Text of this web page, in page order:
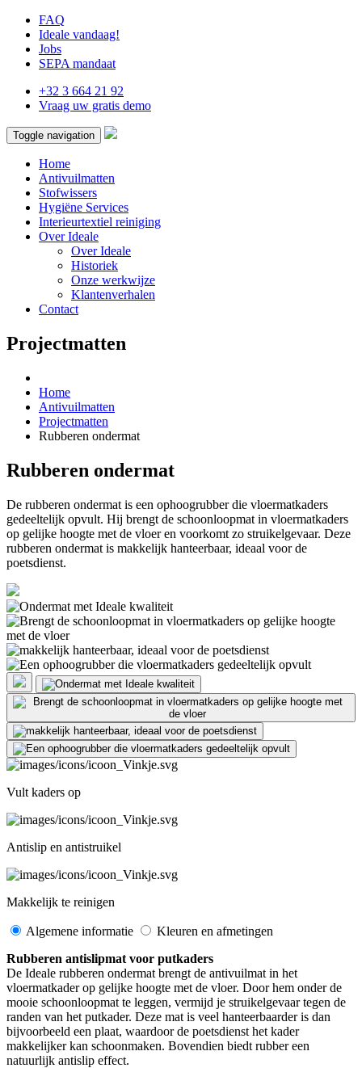
FAQ
Ideale vandaag!
Jobs
SEPA mandaat
+32 3 664 21 92
Vraag uw gratis demo
Toggle navigation
Home
Antivuilmatten
Stofwissers
Hygiëne Services
Interieurtextiel reiniging
Over Ideale
Over Ideale
Historiek
Onze werkwijze
Klantenverhalen
Contact
Projectmatten
Home
Antivuilmatten
Projectmatten
Rubberen ondermat
Rubberen ondermat
De rubberen ondermat is een ophoogrubber die vloermatkaders
gedeeltelijk opvult. Hij brengt de schoonloopmat in vloermatkaders
op gelijke hoogte met de vloer en voorkomt zo struikelgevaar. Deze
rubberen ondermat is makkelijk hanteerbaar, ideaal voor de
poetsdienst.
Vult kaders op
Antislip en antistruikel
Makkelijk te reinigen
Algemene informatie
Kleuren en afmetingen
Rubberen antislipmat voor putkaders
De Ideale rubberen ondermat brengt de antivuilmat in het
vloermatkader op gelijke hoogte met de vloer. Door hem onder de
mooie schoonloopmat te leggen, vermijd je struikelgevaar tegen de
randen van het putkader. Deze mat is veel hanteerbaarder is dan
bijvoorbeeld een plaat, waardoor de poetsdienst het kader
makkelijker kan schoonmaken. Bovendien biedt rubber een
natuurlijk antislip effect.